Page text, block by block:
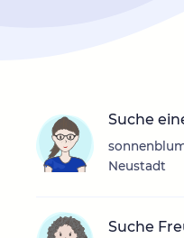
Suche
Neustadt
Suche